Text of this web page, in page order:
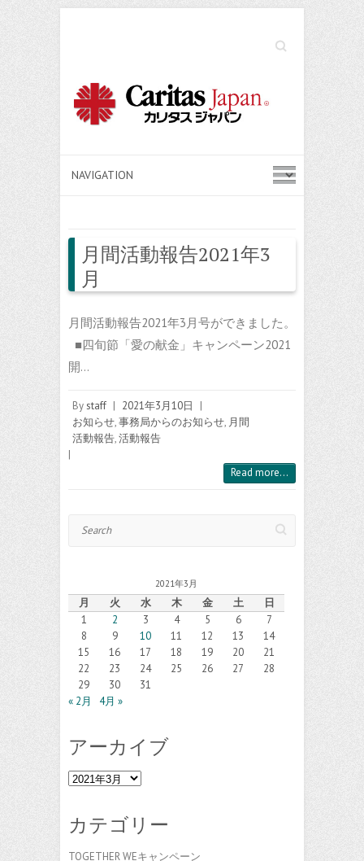
Search
月間活動報告2021年3
月
月間活動報告2021年3月号ができました。
■四旬節「愛の献金」キャンペーン2021
開…
Bystaff | 2021年3月10日
|
お知らせ,事務局からのお知らせ, 月間
活動報告,活動報告
|
Read more...
2021年3月
月 火 水 木 金 土
日
1
2 3 4 5 6
7
8
9 10 11 12 13
14
15
16 17 18 19 20
21
22
23 24 25 26 27
28
29
30
31
« 2月
4月 »
アーカイブ
ア
イ
カテゴリー
TOGETHER WEキャンペーン